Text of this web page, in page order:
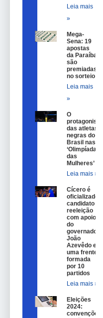
Leia mais
»
Mega-
Sena: 19
apostas
da Paraíba
são
premiadas
no sorteio
Leia mais
»
O
protagonismo
das atletas
negras do
Brasil nas
‘Olimpíadas
das
Mulheres’
Leia mais »
Cícero é
oficializado
candidato a
reeleição
com apoio
do
governador
João
Azevêdo e
uma frente
formada
por 10
partidos
Leia mais »
Eleições
2024:
convenções